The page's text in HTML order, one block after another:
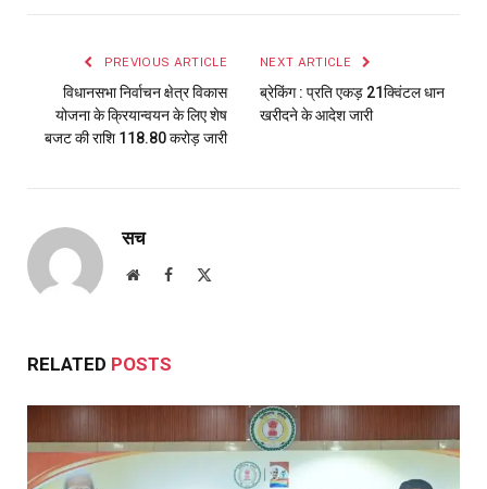
PREVIOUS ARTICLE
विधानसभा निर्वाचन क्षेत्र विकास
योजना के क्रियान्वयन के लिए शेष
बजट की राशि 118.80 करोड़ जारी
NEXT ARTICLE
ब्रेकिंग : प्रति एकड़ 21क्विंटल धान
खरीदने के आदेश जारी
सच
WebsiteFacebook
RELATED POSTS